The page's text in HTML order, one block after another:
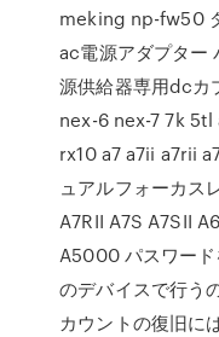
meking np-fw50
ac電源アダプター
源供給器専用dc
nex-6 nex-7 7k
rx10 a7 a7ii a7rii
ュアルフォーカス
A7RII A7S A7SII
A5000 パスワー
のデバイスで行う
カウントの復旧に